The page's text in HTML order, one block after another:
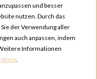
und besser
nutzen. Durch das
der Verwendung aller
auch anpassen, indem
Informationen
.